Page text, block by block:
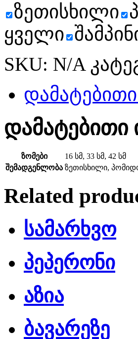
ზეთისხილი
ყველი
SKU: N/A
დამატებითი
ზომები
16 სმ, 33 სმ, 42 სმ
შემადგენლობა ზეთისხილი,
Related
სამარხვო
პეპერონი
აზია
ბავარეზე